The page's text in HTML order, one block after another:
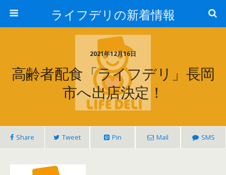
ライフデリの新着情報
2021年12月16日
高齢者配食「ライフデリ」長岡
市へ出店決定！
Share Tweet Pin Mail SMS